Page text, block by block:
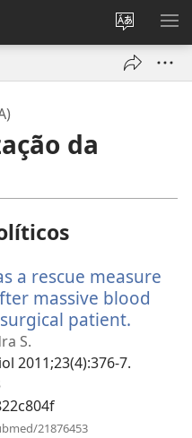
Alterar
a
língua
da
a rescue measure
massive blood
patient.
S.
2011;23(4):376-7.
21876453